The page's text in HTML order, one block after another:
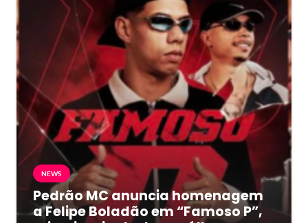
NEWS
Pedrão MC anuncia homenagem
a Felipe Boladão em “Famoso P”,